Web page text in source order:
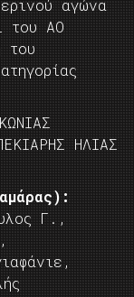
αγώνα
του ΑΟ
του
ΗΛΙΑΣ
Γ.,